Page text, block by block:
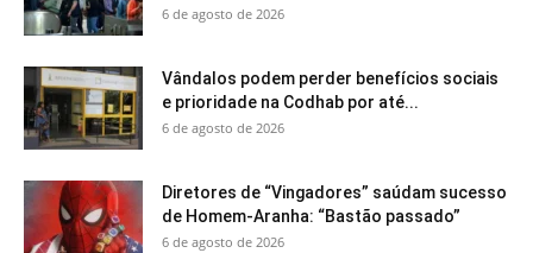
6 de agosto de 2026
Vândalos podem perder benefícios sociais
e prioridade na Codhab por até...
6 de agosto de 2026
Diretores de “Vingadores” saúdam sucesso
de Homem-Aranha: “Bastão passado”
6 de agosto de 2026